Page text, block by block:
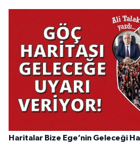
Haritalar Bize Ege’nin Geleceği